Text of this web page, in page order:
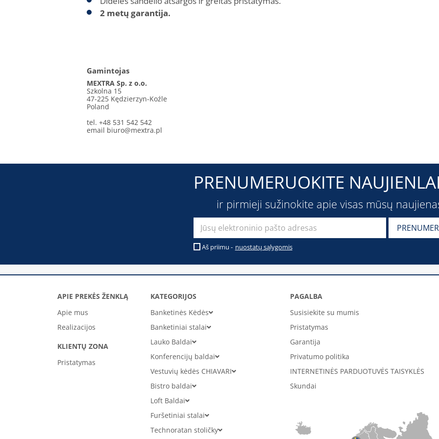
2 metų garantija.
Gamintojas
MEXTRA Sp. z o.o.
Szkolna 15
47-225 Kędzierzyn-Koźle
Poland
tel. +48 531 542 542
email biuro@mextra.pl
PRENUMERUOKITE
ir pirmieji sužinokite apie visas mūsų
Aš priimu - nuostatų sąlygomis
APIE PREKĖS ŽENKLĄ
Apie mus
Realizacijos
KLIENTŲ ZONA
Pristatymas
KATEGORIJOS
Banketinės Kėdės
Banketiniai stalai
Lauko Baldai
Konferencijų baldai
Vestuvių kėdės CHIAVARI
Bistro baldai
Loft Baldai
Furšetiniai stalai
Technoratan stoličky
PAGALBA
Susisiekite su mumis
Pristatymas
Garantija
Privatumo politika
INTERNETINĖS PARDUOTUVĖS TAISYKLĖS
Skundai